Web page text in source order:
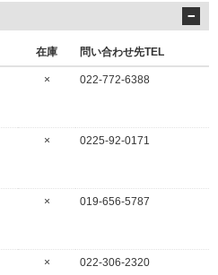
在庫 問い合わせ先TEL
× 022-772-6388
× 0225-92-0171
× 019-656-5787
× 022-306-2320